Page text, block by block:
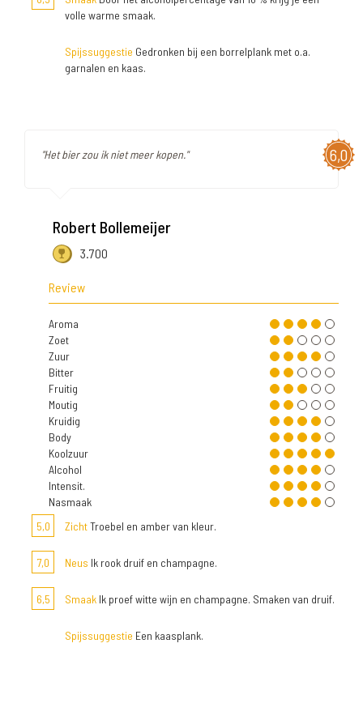
volle warme smaak.
Spijssuggestie Gedronken bij een borrelplank met o.a.
garnalen en kaas.
6,0
"Het bier zou ik niet meer kopen."
Robert Bollemeijer
3.700
Review
Aroma
Zoet
Zuur
Bitter
Fruitig
Moutig
Kruidig
Body
Koolzuur
Alcohol
Intensit.
Nasmaak
5,0
ZichtTroebel en amber van kleur.
7,0 Neus Ik rook druif en champagne.
6,5 Smaak Ik proef witte wijn en champagne. Smaken van druif.
Spijssuggestie Een kaasplank.